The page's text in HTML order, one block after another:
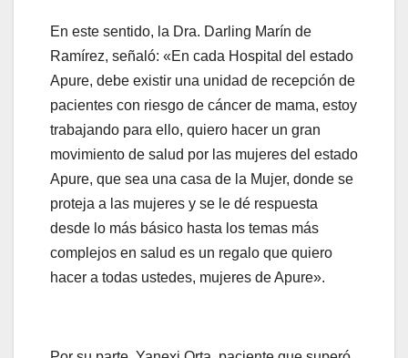
En este sentido, la Dra. Darling Marín de
Ramírez, señaló: «En cada Hospital del estado
Apure, debe existir una unidad de recepción de
pacientes con riesgo de cáncer de mama, estoy
trabajando para ello, quiero hacer un gran
movimiento de salud por las mujeres del estado
Apure, que sea una casa de la Mujer, donde se
proteja a las mujeres y se le dé respuesta
desde lo más básico hasta los temas más
complejos en salud es un regalo que quiero
hacer a todas ustedes, mujeres de Apure».